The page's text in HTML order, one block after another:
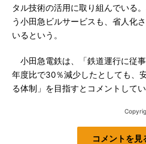
タル技術の活用に取り組んでいる
う小田急ビルサービスも、省人化
いるという。
小田急電鉄は、「鉄道運行に従
年度比で30％減少したとしても、
る体制」を目指すとコメントしてい
コメントを見